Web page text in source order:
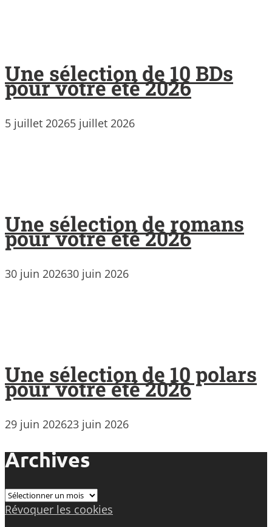
Une sélection de 10 BDs
pour votre été 2026
5 juillet 20265 juillet 2026
Une sélection de romans
pour votre été 2026
30 juin 202630 juin 2026
Une sélection de 10 polars
pour votre été 2026
29 juin 202623 juin 2026
Archives
Archives
Révoquer les cookies